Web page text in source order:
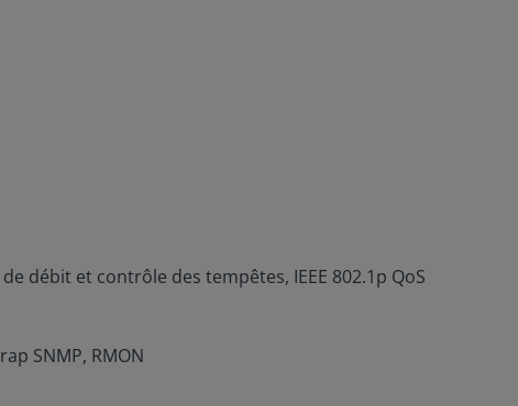
débit et contrôle des tempêtes, IEEE 802.1p QoS
SNMP, RMON